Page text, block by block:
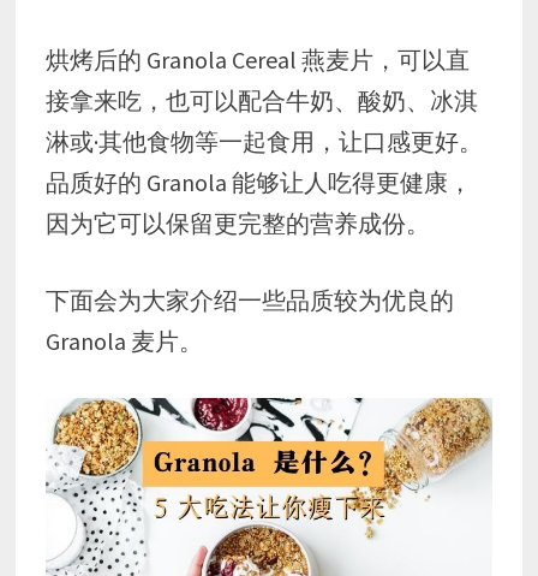
烘烤后的 Granola Cereal 燕麦片，可以直
接拿来吃，也可以配合牛奶、酸奶、冰淇
淋或·其他食物等一起食用，让口感更好。
品质好的 Granola 能够让人吃得更健康，
因为它可以保留更完整的营养成份。
下面会为大家介绍一些品质较为优良的
Granola 麦片。